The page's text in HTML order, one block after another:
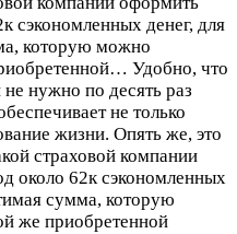
сэкономленных денег, для
которую можно
Удобно, что
нужно по десять раз
не только
жизни. Опять же, это
страховой компании
около 62к сэкономленных
сумма, которую
же приобретенной